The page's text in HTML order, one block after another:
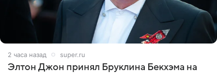
2 часа назад super.ru
Элтон Джон принял Бруклина Бекхэма на